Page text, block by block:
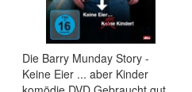
Die Barry Munday Story -
Keine Eier ... aber Kinder